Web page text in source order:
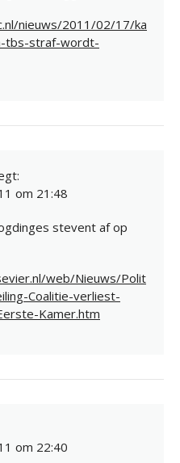
nieuws/2011/02/17/ka
tbs-straf-wordt-
om 21:48
stevent af op
web/Nieuws/Polit
Coalitie-verliest-
Kamer.htm
om 22:40